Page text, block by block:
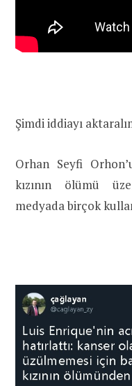
Şimdi iddiayı
Orhan Seyfi
kızının ölümü
medyada birçok